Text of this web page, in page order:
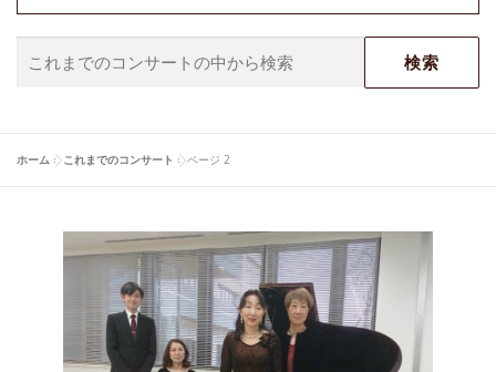
ホーム »これまでのコンサート »ページ 2